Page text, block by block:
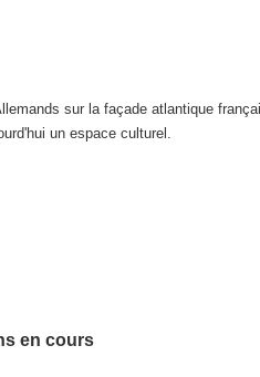
sur la façade atlantique
un espace culturel.
en cours